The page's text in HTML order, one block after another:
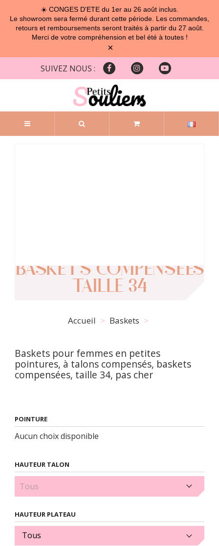
☀️ CONGES D'ETE du 1er au 26 août inclus.
Le showroom sera fermé durant cette période. Les commandes,
retours et remboursements seront traités à partir du 27 août.
Merci de votre compréhension et bel été à toutes !
×
SUIVEZ NOUS :
BASKETS COMPENSÉES
TAILLE 34
Accueil Baskets
Baskets pour femmes en petites
pointures, à talons compensés, baskets
compensées, taille 34, pas cher
POINTURE
Aucun choix disponible
HAUTEUR TALON
4 cm (11)
HAUTEUR PLATEAU
Tous